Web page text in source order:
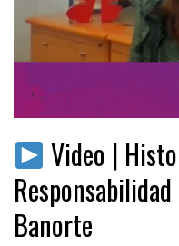
Video |
Banorte